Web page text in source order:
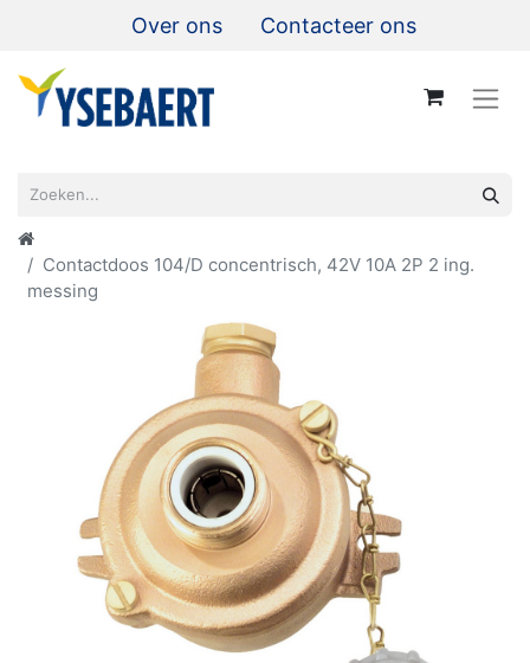
Over ons Contacteer ons
Contactdoos 104/D concentrisch, 42V 10A 2P 2 ing.
messing